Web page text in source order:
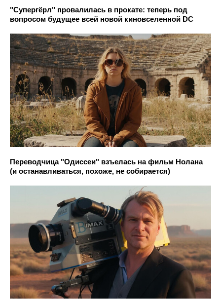
"Супергёрл" провалилась в прокате: теперь под
вопросом будущее всей новой киновселенной DC
Переводчица "Одиссеи" взъелась на фильм Нолана
(и останавливаться, похоже, не собирается)